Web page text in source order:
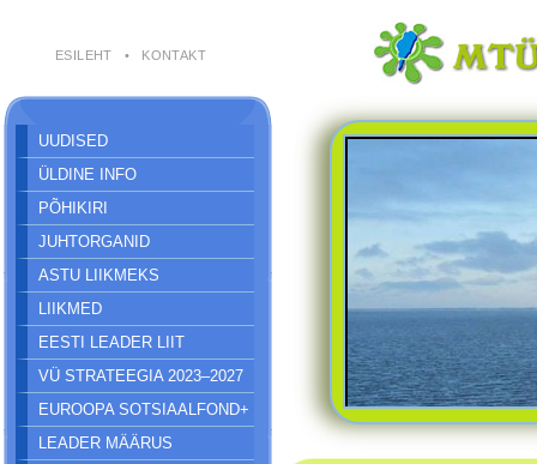
ESILEHT • KONTAKT
UUDISED
ÜLDINE INFO
PÕHIKIRI
JUHTORGANID
ASTU LIIKMEKS
LIIKMED
EESTI LEADER LIIT
VÜ STRATEEGIA 2023–2027
EUROOPA SOTSIAALFOND+
LEADER MÄÄRUS